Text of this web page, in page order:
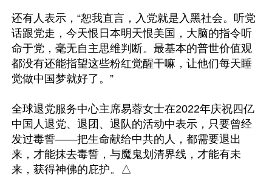
还有人表示，“恕我直言，入党就是入黑社会。听党
话跟党走，今天恨日本明天恨美国，大脑的指令听
命于党，毫无自主思维判断。最基本的普世价值观
都没有还能指望这些粉红觉醒干嘛，让他们每天睡
觉做中国梦就好了。”
全球退党服务中心主席易蓉女士在2022年庆祝四亿
中国人退党、退团、退队的活动中表示，只要曾经
发过毒誓——把生命献给中共的人，都需要退出
来，才能抹去毒誓，与魔鬼划清界线，才能有未